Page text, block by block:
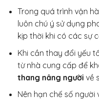
Trong quá trình vận
luôn chú ý sử dụng
kịp thời khi có các sự
Khi cần thay đổi yếu
từ nhà cung cấp để
thang nâng người về
Nên hạn chế số